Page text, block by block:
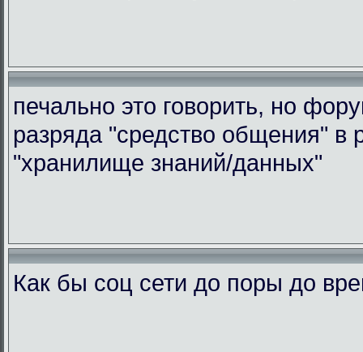
печально это говорить, но
разряда "средство общения" в
"хранилище знаний/данных"
Как бы соц сети до поры до